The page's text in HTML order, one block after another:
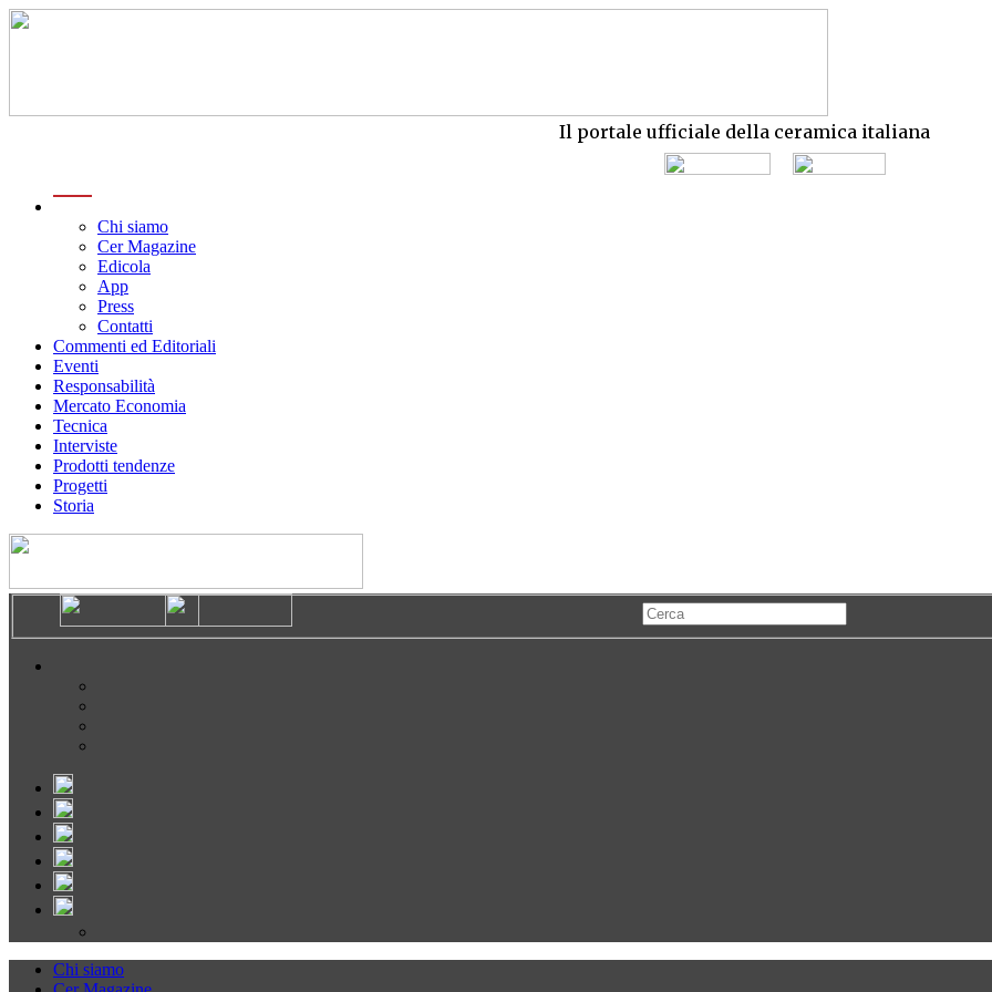
Il portale ufficiale della ceramica italiana
Chi siamo
Cer Magazine
Edicola
App
Press
Contatti
Commenti ed Editoriali
Eventi
Responsabilità
Mercato Economia
Tecnica
Interviste
Prodotti tendenze
Progetti
Storia
Chi siamo